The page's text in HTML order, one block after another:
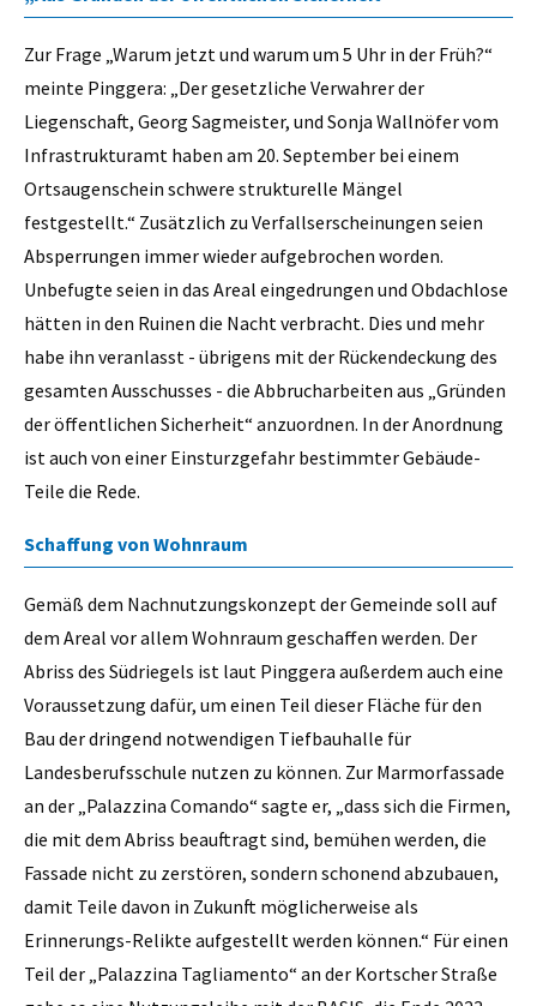
Zur Frage „Warum jetzt und warum um 5 Uhr in der Früh?“
meinte Pinggera: „Der gesetzliche Verwahrer der
Liegenschaft, Georg Sagmeister, und Sonja Wallnöfer vom
Infrastrukturamt haben am 20. September bei einem
Ortsaugenschein schwere strukturelle Mängel
festgestellt.“ Zusätzlich zu Verfallserscheinungen seien
Absperrungen immer wieder aufgebrochen worden.
Unbefugte seien in das Areal eingedrungen und Obdachlose
hätten in den Ruinen die Nacht verbracht. Dies und mehr
habe ihn veranlasst - übrigens mit der Rückendeckung des
gesamten Ausschusses - die Abbrucharbeiten aus „Gründen
der öffentlichen Sicherheit“ anzuordnen. In der Anordnung
ist auch von einer Einsturzgefahr bestimmter Gebäude-
Teile die Rede.
Schaffung von Wohnraum
Gemäß dem Nachnutzungskonzept der Gemeinde soll auf
dem Areal vor allem Wohnraum geschaffen werden. Der
Abriss des Südriegels ist laut Pinggera außerdem auch eine
Voraussetzung dafür, um einen Teil dieser Fläche für den
Bau der dringend notwendigen Tiefbauhalle für
Landesberufsschule nutzen zu können. Zur Marmorfassade
an der „Palazzina Comando“ sagte er, „dass sich die Firmen,
die mit dem Abriss beauftragt sind, bemühen werden, die
Fassade nicht zu zerstören, sondern schonend abzubauen,
damit Teile davon in Zukunft möglicherweise als
Erinnerungs-Relikte aufgestellt werden können.“ Für einen
Teil der „Palazzina Tagliamento“ an der Kortscher Straße